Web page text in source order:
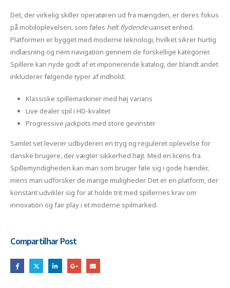
Det, der virkelig skiller operatøren ud fra mængden, er deres fokus
på mobiloplevelsen, som føles helt flydendeuanset enhed.
Platformen er bygget med moderne teknologi, hvilket sikrer hurtig
indlæsning og nem navigation gennem de forskellige kategorier.
Spillere kan nyde godt af et imponerende katalog, der blandt andet
inkluderer følgende typer af indhold:
Klassiske spillemaskiner med høj varians
Live dealer spil i HD-kvalitet
Progressive jackpots med store gevinster
Samlet set leverer udbyderen en tryg og reguleret oplevelse for
danske brugere, der vægter sikkerhed højt. Med en licens fra
Spillemyndigheden kan man som bruger føle sig i gode hænder,
mens man udforsker de mange muligheder. Det er en platform, der
konstant udvikler sig for at holde trit med spillernes krav om
innovation og fair play i et moderne spilmarked.
Compartilhar Post